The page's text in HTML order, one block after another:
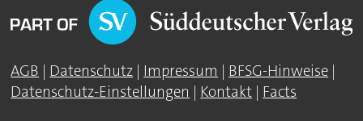
AGB | Datenschutz | Impressum | BFSG-Hinweise |
Datenschutz-Einstellungen | Kontakt | Facts